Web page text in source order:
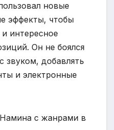
новые
эффекты, чтобы
интересное
Он не боялся
звуком, добавлять
и электронные
с жанрами в